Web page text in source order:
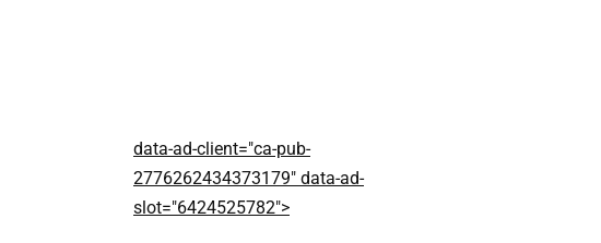
data-ad-client="ca-pub-
2776262434373179" data-ad-
slot="6424525782">